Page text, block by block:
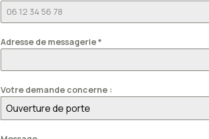
Adresse de messagerie*
Votre demande concerne :
Ouverture de porte